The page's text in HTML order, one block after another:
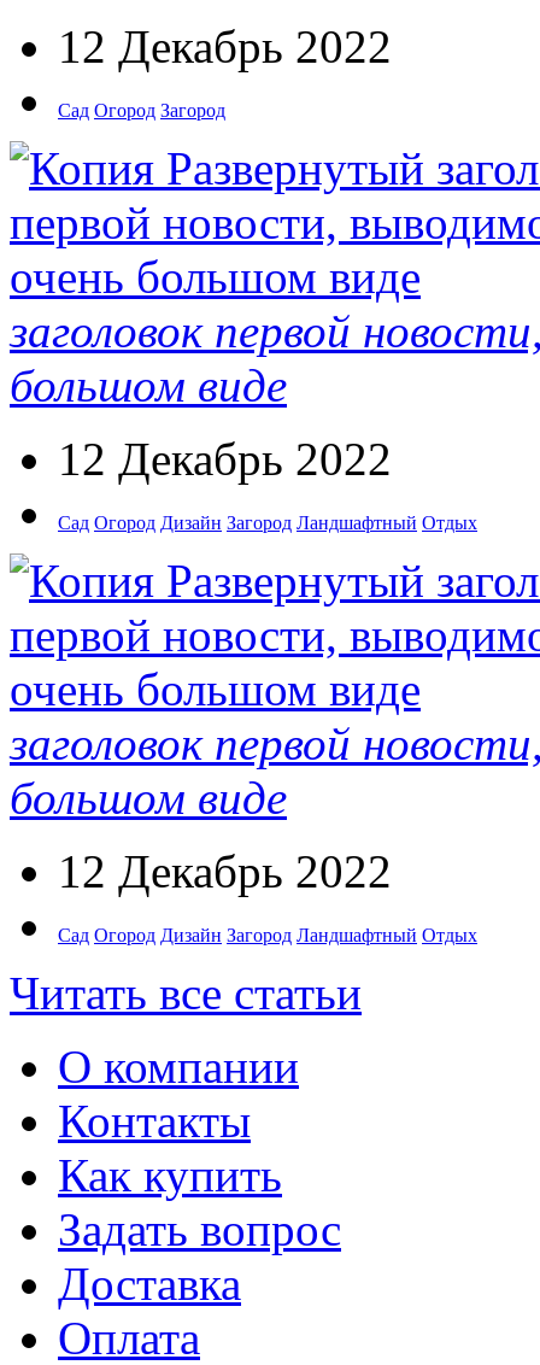
12 Декабрь 2022
Сад Огород Загород
заголовок первой
большом виде
12 Декабрь 2022
Сад Огород Дизайн Загород Ландшафтный Отдых
заголовок первой
большом виде
12 Декабрь 2022
Сад Огород Дизайн Загород Ландшафтный Отдых
Читать все статьи
О компании
Контакты
Как купить
Задать вопрос
Доставка
Оплата